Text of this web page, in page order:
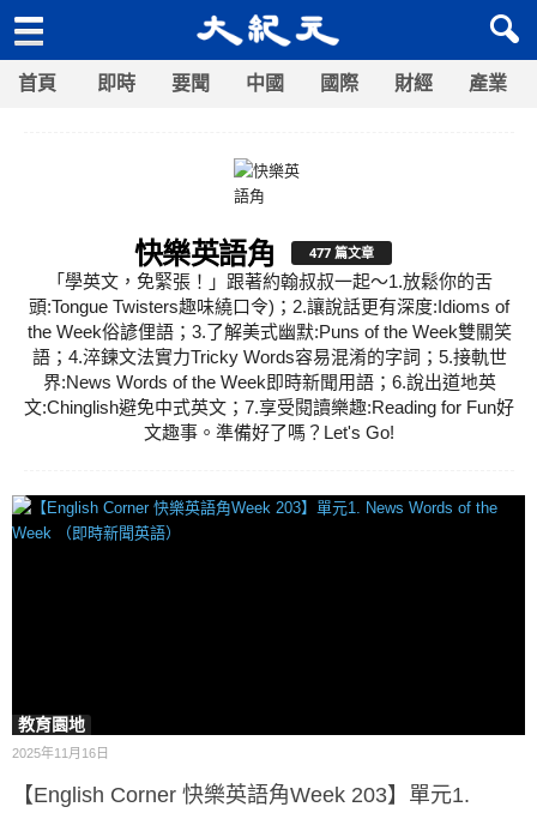
首頁 即時 要聞 中國 國際 財經 產業
快樂英語角 477 篇文章
「學英文，免緊張！」跟著約翰叔叔一起～1.放鬆你的舌
頭:Tongue Twisters趣味繞口令)；2.讓說話更有深度:Idioms of
the Week俗諺俚語；3.了解美式幽默:Puns of the Week雙關笑
語；4.淬鍊文法實力Tricky Words容易混淆的字詞；5.接軌世
界:News Words of the Week即時新聞用語；6.說出道地英
文:Chinglish避免中式英文；7.享受閱讀樂趣:Reading for Fun好
文趣事。準備好了嗎？Let's Go!
教育園地
2025年11月16日
【English Corner 快樂英語角Week 203】單元1.